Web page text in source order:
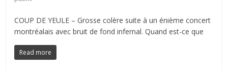
COUP DE YEULE – Grosse colère suite à un énième concert
montréalais avec bruit de fond infernal. Quand est-ce que
Read more